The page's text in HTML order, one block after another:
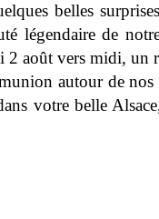
belles
légendaire de
août vers midi, un
autour de nos
votre belle